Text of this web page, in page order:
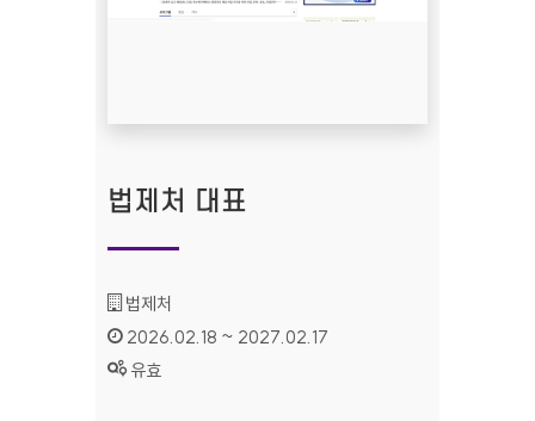
법제처 대표
기관명 :
법제처
인증기간 :
2026.02.18 ~ 2027.02.17
상태 :
유효